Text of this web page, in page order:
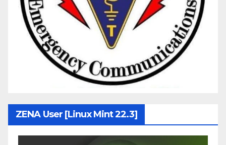
ZENA User [Linux Mint 22.3]